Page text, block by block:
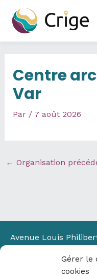
Gérer le
cookies
contenu
Centre
Var
Par / 7 août 2026
← Organisation
Avenue Louis
Bâtiment Laennec
13100 Aix-en-Provence